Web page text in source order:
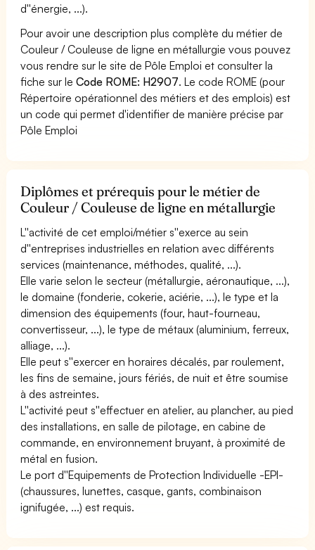
d''énergie, ...).
Pour avoir une description plus complète du métier de
Couleur / Couleuse de ligne en métallurgie vous pouvez
vous rendre sur le site de Pôle Emploi et consulter la
fiche sur leCode ROME: H2907. Le code ROME (pour
Répertoire opérationnel des métiers et des emplois) est
un code qui permet d'identifier de manière précise par
Pôle Emploi
Diplômes et prérequis pour le métier de
Couleur / Couleuse de ligne en métallurgie
L''activité de cet emploi/métier s''exerce au sein
d''entreprises industrielles en relation avec différents
services (maintenance, méthodes, qualité, ...).
Elle varie selon le secteur (métallurgie, aéronautique, ...),
le domaine (fonderie, cokerie, aciérie, ...), le type et la
dimension des équipements (four, haut-fourneau,
convertisseur, ...), le type de métaux (aluminium, ferreux,
alliage, ...).
Elle peut s''exercer en horaires décalés, par roulement,
les fins de semaine, jours fériés, de nuit et être soumise
à des astreintes.
L''activité peut s''effectuer en atelier, au plancher, au pied
des installations, en salle de pilotage, en cabine de
commande, en environnement bruyant, à proximité de
métal en fusion.
Le port d''Equipements de Protection Individuelle -EPI-
(chaussures, lunettes, casque, gants, combinaison
ignifugée, ...) est requis.